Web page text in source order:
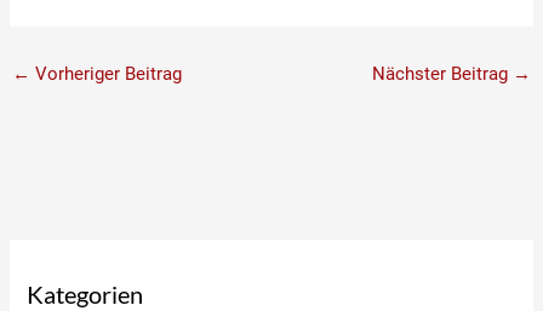
← Vorheriger Beitrag Nächster Beitrag →
Kategorien